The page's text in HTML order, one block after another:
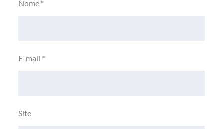
Nome *
E-mail *
Site